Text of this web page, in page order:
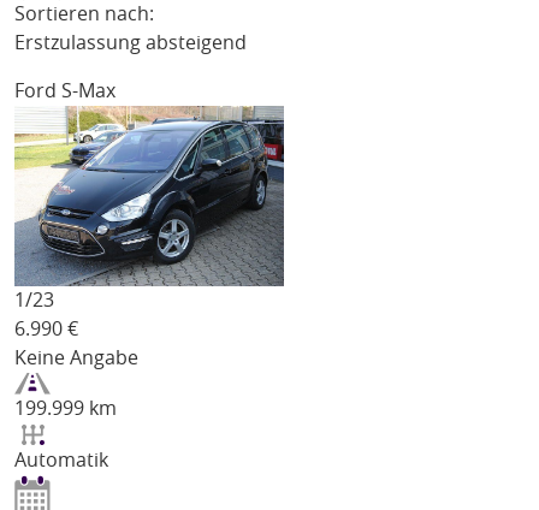
Sortieren nach:
Erstzulassung absteigend
Ford S-Max
1/23
6.990 €
Keine Angabe
199.999 km
Automatik